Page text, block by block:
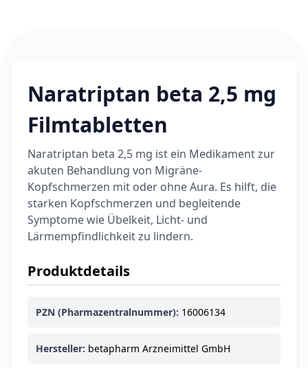
Naratriptan beta 2,5 mg
Filmtabletten
Naratriptan beta 2,5 mg ist ein Medikament zur
akuten Behandlung von Migräne-
Kopfschmerzen mit oder ohne Aura. Es hilft, die
starken Kopfschmerzen und begleitende
Symptome wie Übelkeit, Licht- und
Lärmempfindlichkeit zu lindern.
Produktdetails
PZN (Pharmazentralnummer): 16006134
Hersteller: betapharm Arzneimittel GmbH